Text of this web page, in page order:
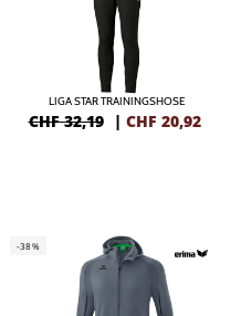
LIGA STAR TRAININGSHOSE
CHF 32,19 | CHF 20,92
-38%